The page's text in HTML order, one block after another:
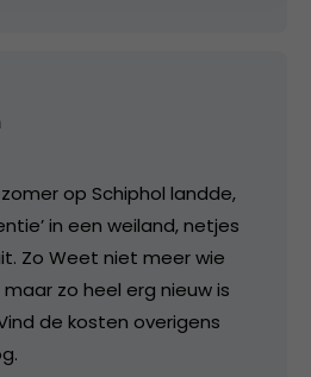
op Schiphol landde,
in een weiland, netjes
Zo Weet niet meer wie
zo heel erg nieuw is
de kosten overigens